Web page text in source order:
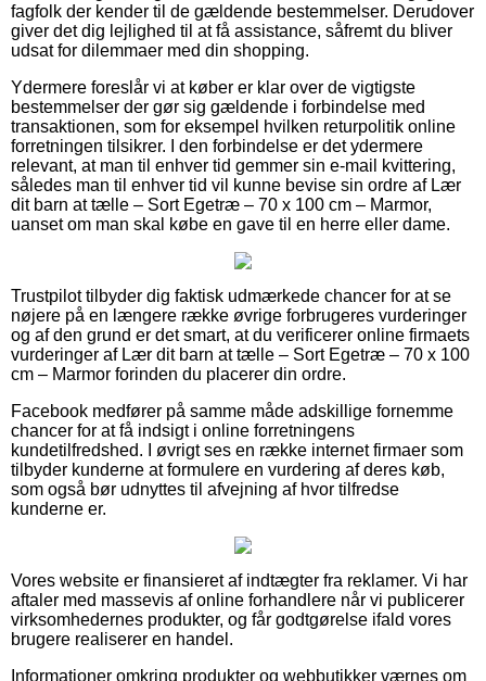
fagfolk der kender til de gældende bestemmelser. Derudover
giver det dig lejlighed til at få assistance, såfremt du bliver
udsat for dilemmaer med din shopping.
Ydermere foreslår vi at køber er klar over de vigtigste
bestemmelser der gør sig gældende i forbindelse med
transaktionen, som for eksempel hvilken returpolitik online
forretningen tilsikrer. I den forbindelse er det ydermere
relevant, at man til enhver tid gemmer sin e-mail kvittering,
således man til enhver tid vil kunne bevise sin ordre af Lær
dit barn at tælle – Sort Egetræ – 70 x 100 cm – Marmor,
uanset om man skal købe en gave til en herre eller dame.
Trustpilot tilbyder dig faktisk udmærkede chancer for at se
nøjere på en længere række øvrige forbrugeres vurderinger
og af den grund er det smart, at du verificerer online firmaets
vurderinger af Lær dit barn at tælle – Sort Egetræ – 70 x 100
cm – Marmor forinden du placerer din ordre.
Facebook medfører på samme måde adskillige fornemme
chancer for at få indsigt i online forretningens
kundetilfredshed. I øvrigt ses en række internet firmaer som
tilbyder kunderne at formulere en vurdering af deres køb,
som også bør udnyttes til afvejning af hvor tilfredse
kunderne er.
Vores website er finansieret af indtægter fra reklamer. Vi har
aftaler med massevis af online forhandlere når vi publicerer
virksomhedernes produkter, og får godtgørelse ifald vores
brugere realiserer en handel.
Informationer omkring produkter og webbutikker værnes om